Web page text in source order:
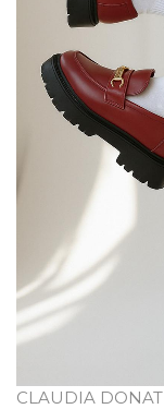
CLAUDIA